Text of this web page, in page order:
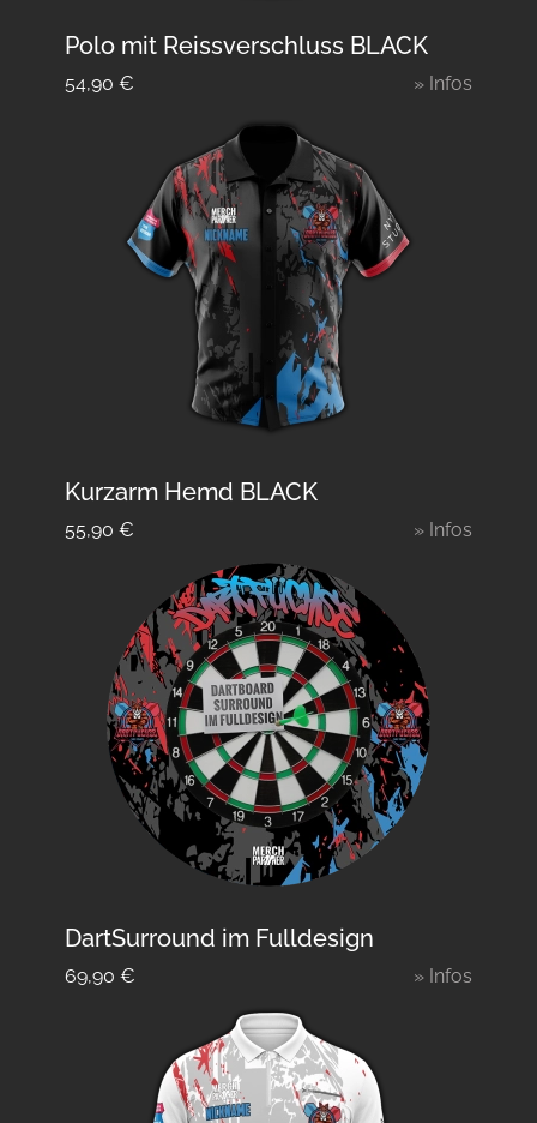
Polo mit Reissverschluss BLACK
54,90 € » Infos
Kurzarm Hemd BLACK
55,90 € » Infos
DartSurround im Fulldesign
69,90 € » Infos